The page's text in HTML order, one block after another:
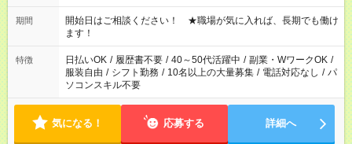
週20時間以上勤務は社会保険への加入対象となります ※労働者
派遣法（日雇い派遣の原則禁止）により、短時間・短期間の就
業はご案内が難しい場合があります
期間
開始日はご相談ください！ ★職場が気に入れば、長期でも働け
ます！
特徴 日払いOK / 履歴書不要 / 40～50代活躍中 / 副業・WワークOK /
服装自由 / シフト勤務 / 10名以上の大量募集 / 電話対応なし / パ
ソコンスキル不要
気になる！ 応募する 詳細へ